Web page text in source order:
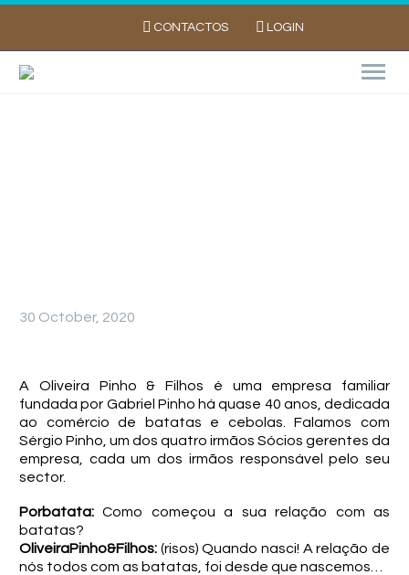
CONTACTOS LOGIN
30 October, 2020
A Oliveira Pinho & Filhos é uma empresa familiar
fundada por Gabriel Pinho há quase 40 anos, dedicada
ao comércio de batatas e cebolas. Falamos com
Sérgio Pinho, um dos quatro irmãos Sócios gerentes da
empresa, cada um dos irmãos responsável pelo seu
sector.
Porbatata: Como começou a sua relação com as
batatas?
OliveiraPinho&Filhos: (risos) Quando nasci! A relação de
nós todos com as batatas, foi desde que nascemos…